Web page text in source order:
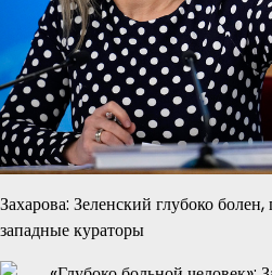
Захарова: Зеленский глубоко
западные кураторы